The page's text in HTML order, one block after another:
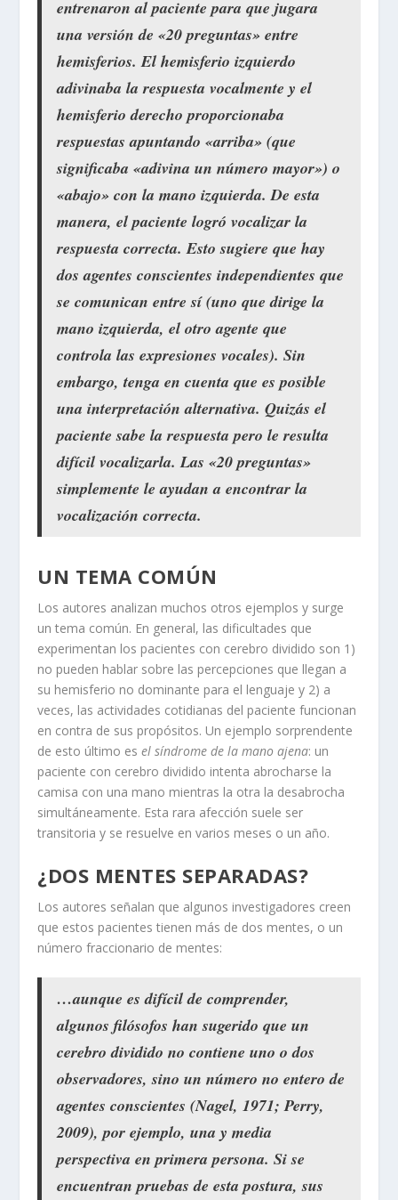
entrenaron al paciente para que jugara
una versión de «20 preguntas» entre
hemisferios. El hemisferio izquierdo
adivinaba la respuesta vocalmente y el
hemisferio derecho proporcionaba
respuestas apuntando «arriba» (que
significaba «adivina un número mayor») o
«abajo» con la mano izquierda. De esta
manera, el paciente logró vocalizar la
respuesta correcta. Esto sugiere que hay
dos agentes conscientes independientes que
se comunican entre sí (uno que dirige la
mano izquierda, el otro agente que
controla las expresiones vocales). Sin
embargo, tenga en cuenta que es posible
una interpretación alternativa. Quizás el
paciente sabe la respuesta pero le resulta
difícil vocalizarla. Las «20 preguntas»
simplemente le ayudan a encontrar la
vocalización correcta.
UN TEMA COMÚN
Los autores analizan muchos otros ejemplos y surge
un tema común. En general, las dificultades que
experimentan los pacientes con cerebro dividido son 1)
no pueden hablar sobre las percepciones que llegan a
su hemisferio no dominante para el lenguaje y 2) a
veces, las actividades cotidianas del paciente funcionan
en contra de sus propósitos. Un ejemplo sorprendente
de esto último esel síndrome de la mano ajena: un
paciente con cerebro dividido intenta abrocharse la
camisa con una mano mientras la otra la desabrocha
simultáneamente. Esta rara afección suele ser
transitoria y se resuelve en varios meses o un año.
¿DOS MENTES SEPARADAS?
Los autores señalan que algunos investigadores creen
que estos pacientes tienen más de dos mentes, o un
número fraccionario de mentes:
…aunque es difícil de comprender,
algunos filósofos han sugerido que un
cerebro dividido no contiene uno o dos
observadores, sino un número no entero de
agentes conscientes (Nagel, 1971; Perry,
2009), por ejemplo, una y media
perspectiva en primera persona. Si se
encuentran pruebas de esta postura, sus